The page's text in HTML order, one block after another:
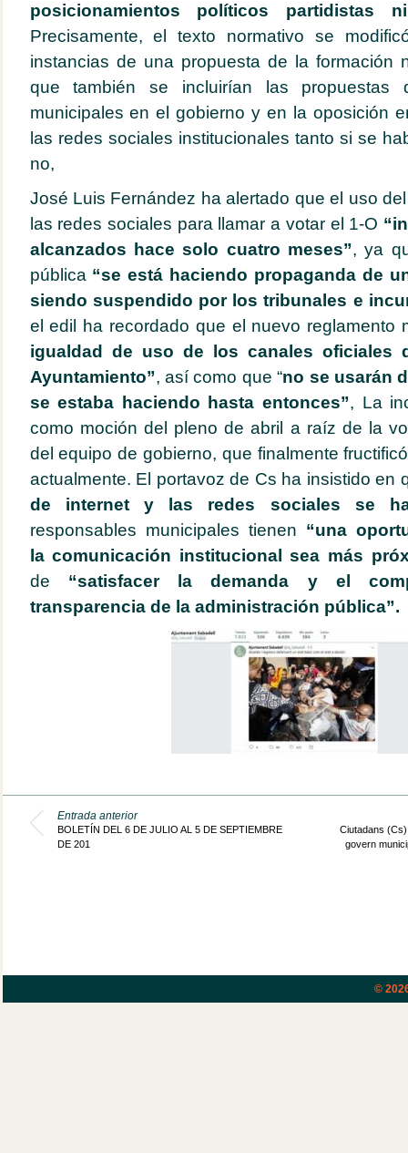
posicionamientos políticos partidistas
Precisamente, el texto normativo se
instancias de una propuesta de la formación
que también se incluirían las propuestas
municipales en el gobierno y en la oposición
las redes sociales institucionales tanto si se
no,
José Luis Fernández ha alertado que el uso
las redes sociales para llamar a votar el 1-O
alcanzados hace solo cuatro meses”, ya
pública “se está haciendo propaganda de
siendo suspendido por los tribunales e
el edil ha recordado que el nuevo reglamento
igualdad de uso de los canales oficiales
Ayuntamiento”, así como que “no se usarán
se estaba haciendo hasta entonces”, La
como moción del pleno de abril a raíz de la
del equipo de gobierno, que finalmente
actualmente. El portavoz de Cs ha insistido en
de internet y las redes sociales se ha
responsables municipales tienen “una
la comunicación institucional sea más
de “satisfacer
la demanda y el
transparencia de la administración pública”.
Entrada anterior
BOLETÍN DEL 6 DE JULIO AL 5 DE SEPTIEMBRE
DE 201
Ciutadans
govern
©